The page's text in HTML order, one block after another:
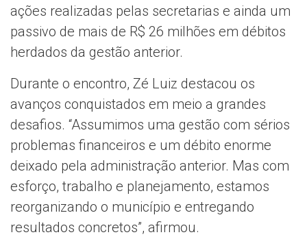
ações realizadas pelas secretarias e ainda um
passivo de mais de R$ 26 milhões em débitos
herdados da gestão anterior.
Durante o encontro, Zé Luiz destacou os
avanços conquistados em meio a grandes
desafios. “Assumimos uma gestão com sérios
problemas financeiros e um débito enorme
deixado pela administração anterior. Mas com
esforço, trabalho e planejamento, estamos
reorganizando o município e entregando
resultados concretos”, afirmou.